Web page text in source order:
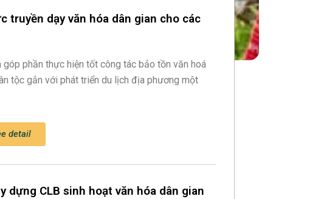
truyền dạy văn hóa dân gian cho các
góp phần thực hiện tốt công tác bảo tồn văn hoá
tộc gắn với phát triển du lịch địa phương một
detail
dựng CLB sinh hoạt văn hóa dân gian